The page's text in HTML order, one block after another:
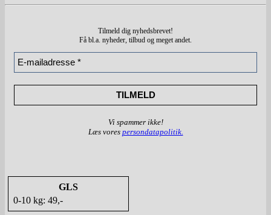
Tilmeld dig nyhedsbrevet!
Få bl.a. nyheder, tilbud og meget andet.
Vi spammer ikke!
Læs vores persondatapolitik.
GLS
0-10 kg: 49,-